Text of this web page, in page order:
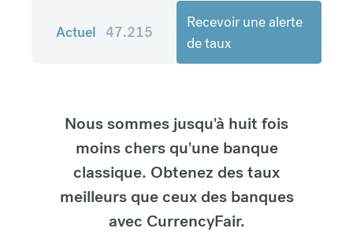
Actuel 47.215
Recevoir une alerte
de taux
Nous sommes jusqu'à huit fois
moins chers qu'une banque
classique. Obtenez des taux
meilleurs que ceux des banques
avec CurrencyFair.